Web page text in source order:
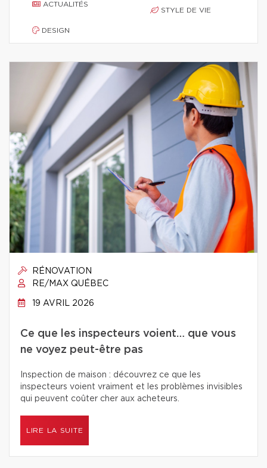
ACTUALITÉS
DESIGN
STYLE DE VIE
RÉNOVATION
RE/MAX QUÉBEC
19 AVRIL 2026
Ce que les inspecteurs voient… que vous
ne voyez peut-être pas
Inspection de maison : découvrez ce que les
inspecteurs voient vraiment et les problèmes invisibles
qui peuvent coûter cher aux acheteurs.
LIRE LA SUITE